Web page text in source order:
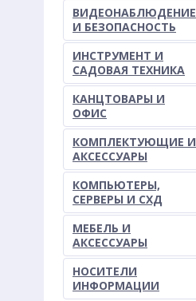
ВИДЕОНАБЛЮДЕНИЕ
И БЕЗОПАСНОСТЬ
ИНСТРУМЕНТ И
САДОВАЯ ТЕХНИКА
КАНЦТОВАРЫ И
ОФИС
КОМПЛЕКТУЮЩИЕ И
АКСЕССУАРЫ
КОМПЬЮТЕРЫ,
СЕРВЕРЫ И СХД
МЕБЕЛЬ И
АКСЕССУАРЫ
НОСИТЕЛИ
ИНФОРМАЦИИ